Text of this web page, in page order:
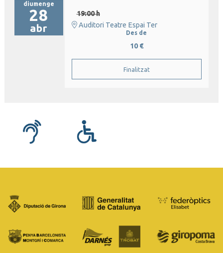
diumenge
28
abr
19:00 h
Auditori Teatre Espai Ter
Des de
10 €
Finalitzat